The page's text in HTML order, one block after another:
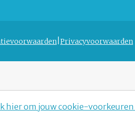
Privacyvoorwaarden
hier om jouw cookie-voorkeuren